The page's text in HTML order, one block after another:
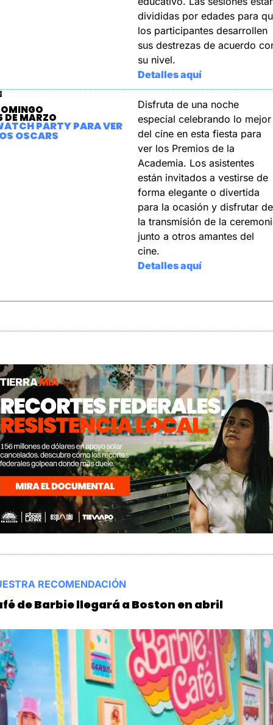
divididas por edades para
los participantes desarrollen
sus destrezas de acuerdo
su nivel.
Detalles aquí
DE MARZO
PARTY PARA VER
OSCARS
Disfruta de una noche
especial celebrando lo mejor
del cine en esta fiesta para
ver los Premios de la
Academia. Los asistentes
están invitados a vestirse de
forma elegante o divertida
para la ocasión y disfrutar de
la transmisión de la
junto a otros amantes del
cine.
Detalles aquí
RECOMENDACIÓN
de Barbie llegará a Boston en abril